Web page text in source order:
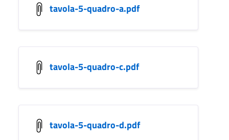
tavola-5-quadro-a.pdf
tavola-5-quadro-c.pdf
tavola-5-quadro-d.pdf